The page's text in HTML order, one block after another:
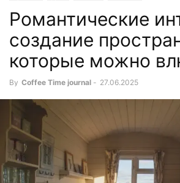
Романтические
создание
которые можно
By Coffee Time journal - 27.06.2025